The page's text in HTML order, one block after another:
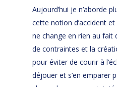
Aujourd’hui je n’aborde
cette notion d’accident
ne change en rien au fait
de contraintes et la
pour éviter de courir à
déjouer et s’en emparer